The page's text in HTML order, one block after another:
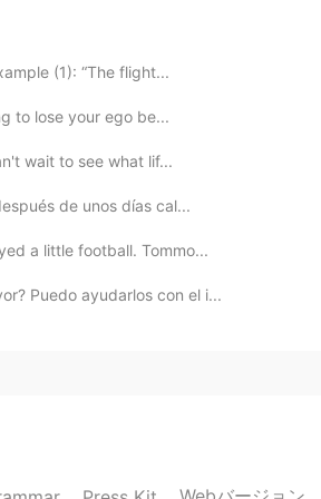
2020.02.22 23:49
(1): “The flight...
to lose your ego be...
wait to see what lif...
de unos días cal...
a little football. Tommo...
Puedo ayudarlos con el i...